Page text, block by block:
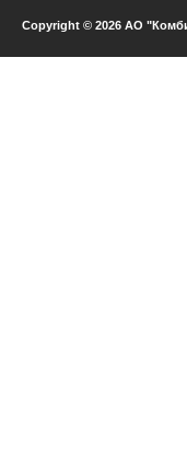
Copyright © 2026 АО